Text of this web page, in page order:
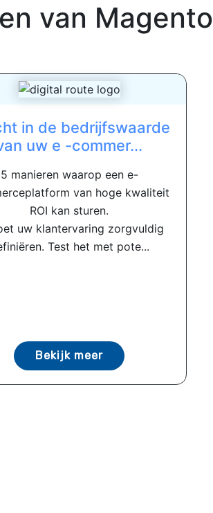
van Magento
in de bedrijfswaarde
uw e -commer...
5 manieren waarop een e-
van hoge kwaliteit
ROI kan sturen.
uw klantervaring zorgvuldig
Test het met pote...
Bekijk meer